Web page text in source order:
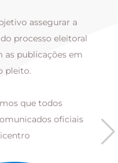
assegurar a
processo eleitoral
as publicações em
pleito.
que todos
oficiais